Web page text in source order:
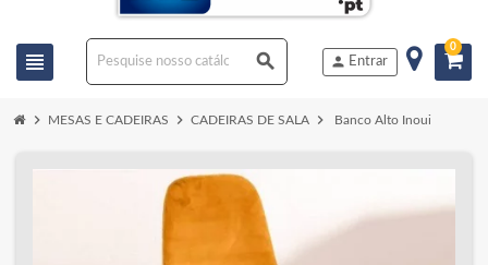
view_headline search person Entrar
0
chevron_right MESAS E CADEIRAS chevron_right CADEIRAS DE SALA chevron_right Banco Alto Inoui